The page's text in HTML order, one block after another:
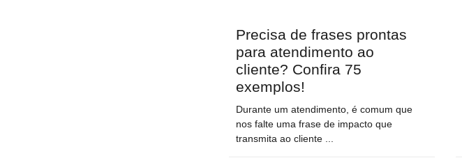
Precisa de frases prontas
para atendimento ao
cliente? Confira 75
exemplos!
Durante um atendimento, é comum que
nos falte uma frase de impacto que
transmita ao cliente